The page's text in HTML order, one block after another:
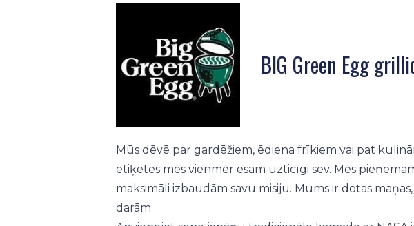
BIG Green Egg
Mūs dēvē par gardēžiem, ēdiena frīkiem vai pat
etiķetes mēs vienmēr esam uzticīgi sev. Mēs
maksimāli izbaudām savu misiju. Mums ir dotas
darām.